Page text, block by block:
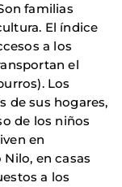
familias
El índice
a los
el
Los
de sus hogares,
de los niños
en
en casas
a los